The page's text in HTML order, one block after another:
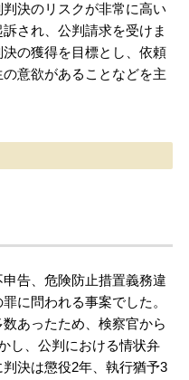
決のリスクが非常に高い
され、公判請求を受けま
の獲得を目標とし、依頼
意欲があることなどを主
告、危険防止措置義務違
に問われる事案でした。
あったため、検察官から
し、公判における情状弁
決は懲役2年、執行猶予3